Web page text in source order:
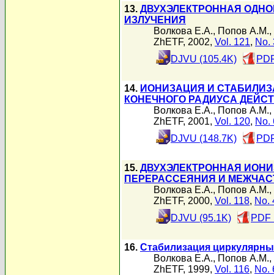
13. ДВУХЭЛЕКТРОННАЯ
ИЗЛУЧЕНИЯ
Волкова Е.А., Попов А.М.,
ZhETF, 2002, Vol. 121, No.
DJVU (105.4K)
14. ИОНИЗАЦИЯ И
КОНЕЧНОГО РАДИУСА
Волкова Е.А., Попов А.М.,
ZhETF, 2001, Vol. 120, No.
DJVU (148.7K)
15. ДВУХЭЛЕКТРОННАЯ
ПЕРЕРАССЕЯНИЯ И
Волкова Е.А., Попов А.М.,
ZhETF, 2000, Vol. 118, No.
DJVU (95.1K)
PDF
16. Стабилизация
Волкова Е.А., Попов А.М.,
ZhETF, 1999, Vol. 116, No.